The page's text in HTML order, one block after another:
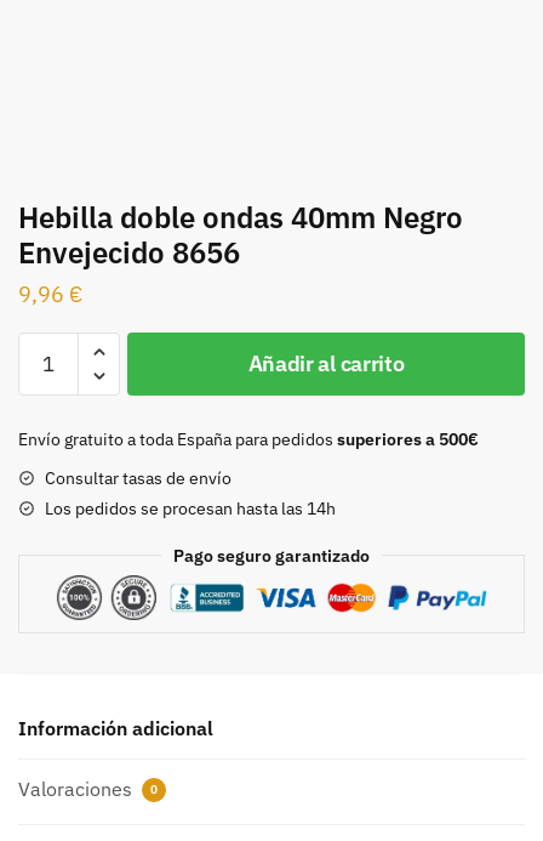
Hebilla doble ondas 40mm Negro
Envejecido 8656
9,96 €
doble
40mm
Envejecido
8656
Añadir al carrito
Envío gratuito a toda España para pedidos superiores a 500€
Consultar tasas de envío
Los pedidos se procesan hasta las 14h
Pago seguro garantizado
Información adicional
Valoraciones 0